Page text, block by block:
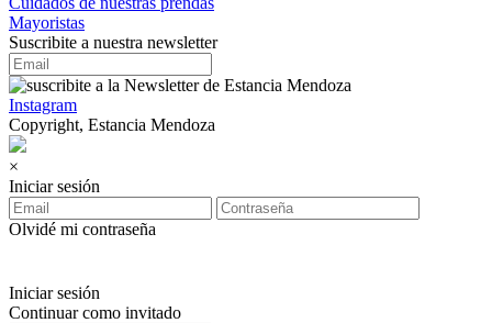
Mayoristas
Suscribite a nuestra newsletter
Instagram
Copyright, Estancia Mendoza
×
Iniciar sesión
Olvidé mi contraseña
Iniciar sesión
Continuar como invitado